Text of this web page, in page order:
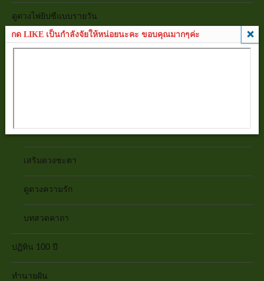
ดูดวงไพ่ยิปซีแบบรายวัน
บทความ
เสริมดวงชะตา
ดูดวงความรัก
บทสวดคาถา
ปฏิทิน 100 ปี
ทำนายฝัน
กด LIKE เป็นกำลังจัยให้หน่อยนะคะ ขอบคุณมากๆค่ะ